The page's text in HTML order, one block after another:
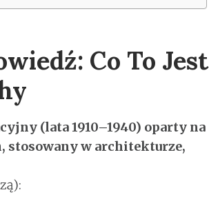
Co To Jest
(lata 1910–1940) oparty na
stosowany w architekturze,